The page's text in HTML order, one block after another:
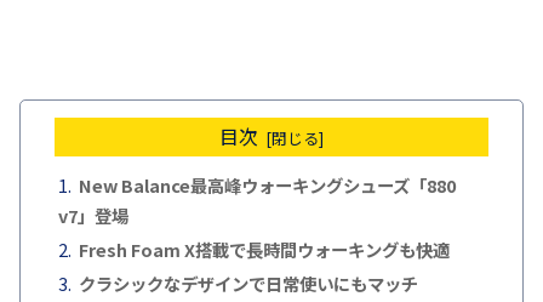
目次
New Balance最高峰ウォーキングシューズ「880
v7」登場
Fresh Foam X搭載で長時間ウォーキングも快適
クラシックなデザインで日常使いにもマッチ